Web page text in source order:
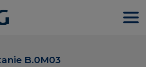
B.0M03